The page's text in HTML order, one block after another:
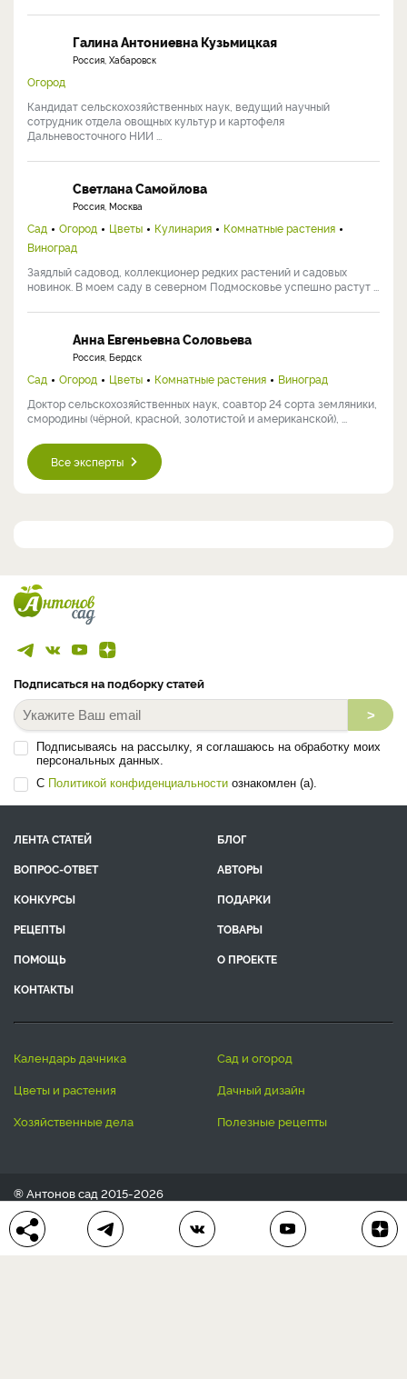
Галина Антониевна Кузьмицкая
Россия, Хабаровск
Огород
Кандидат сельскохозяйственных наук, ведущий научный
сотрудник отдела овощных культур и картофеля
Дальневосточного НИИ ...
Светлана Самойлова
Россия, Москва
Сад Огород Цветы Кулинария
Комнатные растения
Виноград
Заядлый садовод, коллекционер редких растений и садовых
новинок. В моем саду в северном Подмосковье успешно растут ...
Анна Евгеньевна Соловьева
Россия, Бердск
Сад Огород Цветы Комнатные растения
Виноград
Доктор сельскохозяйственных наук, соавтор 24 сорта земляники,
смородины (чёрной, красной, золотистой и американской), ...
Все эксперты
Подписаться на подборку статей
>
Подписываясь на рассылку, я соглашаюсь на обработку моих
персональных данных.
С Политикой конфиденциальности ознакомлен (а).
ЛЕНТА СТАТЕЙ
БЛОГ
ВОПРОС-ОТВЕТ
АВТОРЫ
КОНКУРСЫ
ПОДАРКИ
РЕЦЕПТЫ
ТОВАРЫ
ПОМОЩЬ
О ПРОЕКТЕ
КОНТАКТЫ
календарь дачника
сад и огород
цветы и растения
дачный дизайн
хозяйственные дела
полезные рецепты
® Антонов сад 2015-2026
Политика конфиденциальности
Пользовательское соглашение